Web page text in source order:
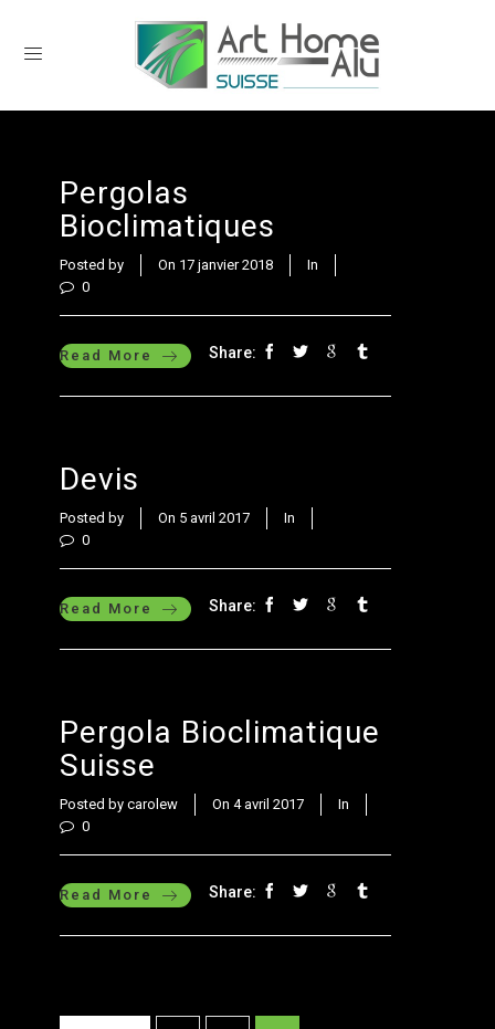
Pergolas
Bioclimatiques
Posted by On 17 janvier 2018
In
0
Read More Share:
Devis
Posted by On 5 avril 2017
In
0
Read More Share:
Pergola Bioclimatique
Suisse
Posted by carolew On 4 avril 2017
In
0
Read More Share: